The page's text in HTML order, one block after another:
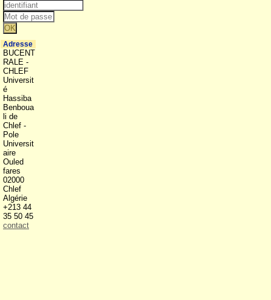
Adresse
BUCENT
RALE -
CHLEF
Universit
é
Hassiba
Benboua
li de
Chlef -
Pole
Universit
aire
Ouled
fares
02000
Chlef
Algérie
+213 44
35 50 45
contact